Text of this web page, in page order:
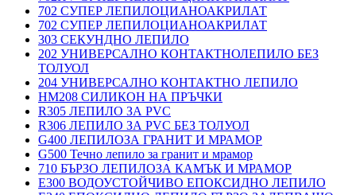
702 СУПЕР ЛЕПИЛОЦИАНОАКРИЛАТ
702 СУПЕР ЛЕПИЛОЦИАНОАКРИЛАТ
303 СЕКУНДНО ЛЕПИЛО
202 УНИВЕРСАЛНО КОНТАКТНОЛЕПИЛО БЕЗ
ТОЛУОЛ
204 УНИВЕРСАЛНО КОНТАКТНО ЛЕПИЛО
HM208 СИЛИКОН НА ПРЪЧКИ
R305 ЛЕПИЛО ЗА PVC
R306 ЛЕПИЛО ЗА PVC БЕЗ ТОЛУОЛ
G400 ЛЕПИЛОЗА ГРАНИТ И МРАМОP
G500 Течно лепило за гранит и мрамор
710 БЪРЗО ЛЕПИЛОЗА КАМЪК И МРАМОP
E300 ВОДОУСТОЙЧИВО ЕПОКСИДНО ЛЕПИЛО